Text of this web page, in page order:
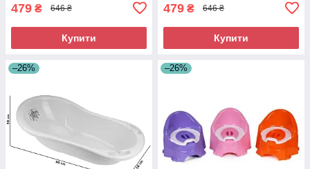
479 ₴ 646 ₴
Купити
479 ₴ 646 ₴
Купити
–26% –26%